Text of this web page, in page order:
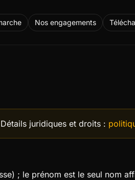
Nos engagements
juridiques et droits :
; le prénom est le seul nom